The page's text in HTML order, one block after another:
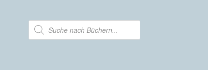
Products
search